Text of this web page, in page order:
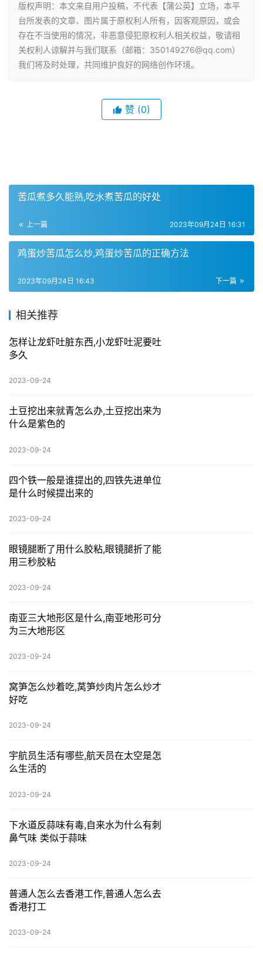
版权声明：本文来自用户投稿，不代表【蒲公英】立场，本平
台所发表的文章、图片属于原权利人所有，因客观原因，或会
存在不当使用的情况，非恶意侵犯原权利人相关权益，敬请相
关权利人谅解并与我们联系（邮箱：350149276@qq.com）
我们将及时处理，共同维护良好的网络创作环境。
赞 (0)
苦瓜煮多久能熟,吃水煮苦瓜的好处
上一篇 2023年09月24日 16:31
鸡蛋炒苦瓜怎么炒,鸡蛋炒苦瓜的正确方法
下一篇
2023年09月24日 16:43
相关推荐
怎样让龙虾吐脏东西,小龙虾吐泥要吐
多久
2023-09-24
土豆挖出来就青怎么办,土豆挖出来为
什么是紫色的
2023-09-24
四个铁一般是谁提出的,四铁先进单位
是什么时候提出来的
2023-09-24
眼镜腿断了用什么胶粘,眼镜腿折了能
用三秒胶粘
2023-09-24
南亚三大地形区是什么,南亚地形可分
为三大地形区
2023-09-24
窝笋怎么炒着吃,莴笋炒肉片怎么炒才
好吃
2023-09-24
宇航员生活有哪些,航天员在太空是怎
么生活的
2023-09-24
下水道反蒜味有毒,自来水为什么有刺
鼻气味 类似于蒜味
2023-09-24
普通人怎么去香港工作,普通人怎么去
香港打工
2023-09-24